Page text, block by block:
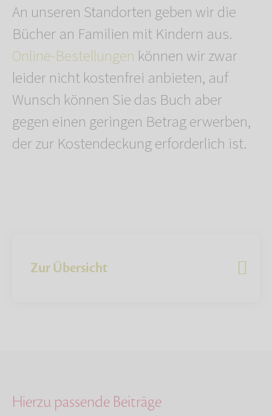
An unseren Standorten geben wir die
Bücher an Familien mit Kindern aus.
Online-Bestellungen können wir zwar
leider nicht kostenfrei anbieten, auf
Wunsch können Sie das Buch aber
gegen einen geringen Betrag erwerben,
der zur Kostendeckung erforderlich ist.
Zur Übersicht
Hierzu passende Beiträge